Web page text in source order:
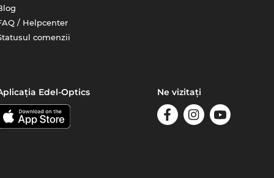
/ Helpcenter
comenzii
Edel-Optics Ne vizitați